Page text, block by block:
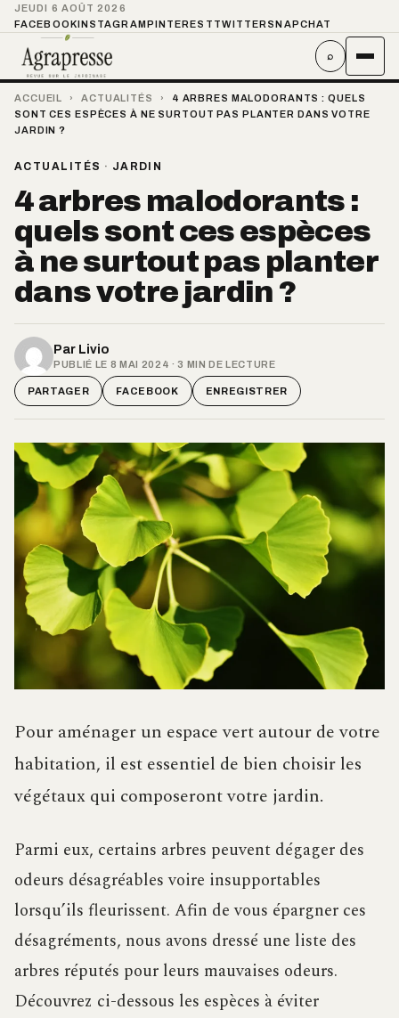
JEUDI 6 AOÛT 2026
FACEBOOKINSTAGRAMPINTEREST TWITTER SNAPCHAT
⌕
ACCUEIL › ACTUALITÉS ›
4 ARBRES MALODORANTS : QUELS
SONT CES ESPÈCES À NE SURTOUT PAS PLANTER DANS VOTRE
JARDIN ?
ACTUALITÉS · JARDIN
4 arbres malodorants :
quels sont ces espèces
à ne surtout pas planter
dans votre jardin ?
Par Livio
PUBLIÉ LE 8 MAI 2024 · 3 MIN DE LECTURE
PARTAGER FACEBOOK ENREGISTRER
Pour aménager un espace vert autour de votre
habitation, il est essentiel de bien choisir les
végétaux qui composeront votre jardin.
Parmi eux, certains arbres peuvent dégager des
odeurs désagréables voire insupportables
lorsqu’ils fleurissent. Afin de vous épargner ces
désagréments, nous avons dressé une liste des
arbres réputés pour leurs mauvaises odeurs.
Découvrez ci-dessous les espèces à éviter